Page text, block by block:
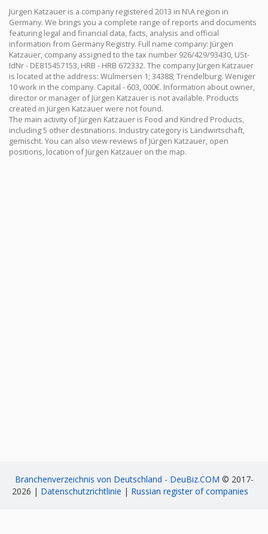
Jürgen Katzauer is a company registered 2013 in N\A region in
Germany. We brings you a complete range of reports and documents
featuring legal and financial data, facts, analysis and official
information from Germany Registry. Full name company: Jürgen
Katzauer, company assigned to the tax number 926/429/93430, USt-
IdNr - DE815457153, HRB - HRB 672332. The company Jürgen Katzauer
is located at the address: Wülmersen 1; 34388; Trendelburg. Weniger
10 work in the company. Capital - 603, 000€. Information about owner,
director or manager of Jürgen Katzauer is not available. Products
created in Jürgen Katzauer were not found.
The main activity of Jürgen Katzauer is Food and Kindred Products,
including 5 other destinations. Industry category is Landwirtschaft,
gemischt. You can also view reviews of Jürgen Katzauer, open
positions, location of Jürgen Katzauer on the map.
Branchenverzeichnis von Deutschland - DeuBiz.COM © 2017-
2026 | Datenschutzrichtlinie | Russian register of companies